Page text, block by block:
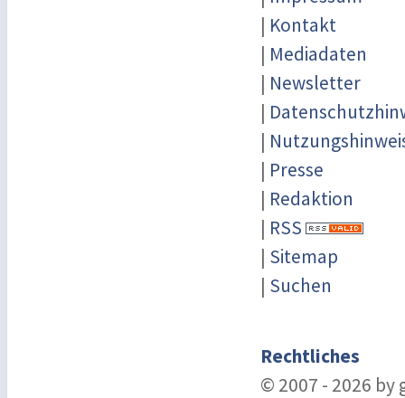
| Kontakt
| Mediadaten
| Newsletter
|
|
| Presse
| Redaktion
| RSS
| Sitemap
| Suchen
Rechtliches
© 2007 - 2026 by